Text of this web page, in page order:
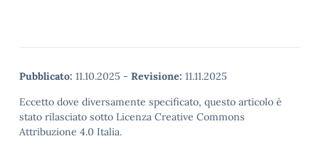
Pubblicato: 11.10.2025 - Revisione: 11.11.2025
Eccetto dove diversamente specificato, questo articolo è
stato rilasciato sotto Licenza Creative Commons
Attribuzione 4.0 Italia.